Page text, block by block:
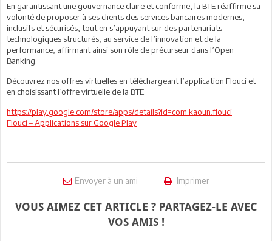
En garantissant une gouvernance claire et conforme, la BTE réaffirme sa
volonté de proposer à ses clients des services bancaires modernes,
inclusifs et sécurisés, tout en s’appuyant sur des partenariats
technologiques structurés, au service de l’innovation et de la
performance, affirmant ainsi son rôle de précurseur dans l’Open
Banking.
Découvrez nos offres virtuelles en téléchargeant l’application Flouci et
en choisissant l’offre virtuelle de la BTE.
https://play.google.com/store/apps/details?id=com.kaoun.flouci
Flouci – Applications sur Google Play
Envoyer à un ami Imprimer
VOUS AIMEZ CET ARTICLE ? PARTAGEZ-LE AVEC
VOS AMIS !